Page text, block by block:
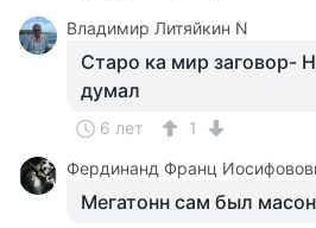
Владимир Литяйкин N
Старо ка мир заговор-
думал
6 лет
1
Фердинанд Франц
Мегатонн сам был